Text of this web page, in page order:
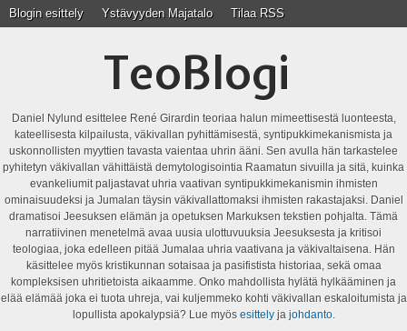
Blogin esittely Ystävyyden Majatalo Tilaa RSS
TeoBlogi
Daniel Nylund esittelee René Girardin teoriaa halun mimeettisestä luonteesta,
kateellisesta kilpailusta, väkivallan pyhittämisestä, syntipukkimekanismista ja
uskonnollisten myyttien tavasta vaientaa uhrin ääni. Sen avulla hän tarkastelee
pyhitetyn väkivallan vähittäistä demytologisointia Raamatun sivuilla ja sitä, kuinka
evankeliumit paljastavat uhria vaativan syntipukkimekanismin ihmisten
ominaisuudeksi ja Jumalan täysin väkivallattomaksi ihmisten rakastajaksi. Daniel
dramatisoi Jeesuksen elämän ja opetuksen Markuksen tekstien pohjalta. Tämä
narratiivinen menetelmä avaa uusia ulottuvuuksia Jeesuksesta ja kritisoi
teologiaa, joka edelleen pitää Jumalaa uhria vaativana ja väkivaltaisena. Hän
käsittelee myös kristikunnan sotaisaa ja pasifistista historiaa, sekä omaa
kompleksisen uhritietoista aikaamme. Onko mahdollista hylätä hylkääminen ja
elää elämää joka ei tuota uhreja, vai kuljemmeko kohti väkivallan eskaloitumista ja
lopullista apokalypsiä? Lue myös esittelyja johdanto.